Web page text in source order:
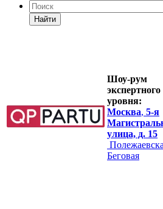
Найти
Шоу-рум
экспертного
уровня:
Москва, 5-я
улица, д. 15
Беговая